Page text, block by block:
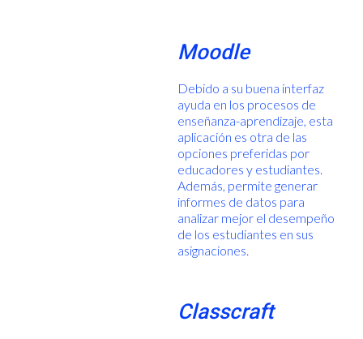
Moodle
Debido a su buena interfaz
ayuda en los procesos de
enseñanza-aprendizaje, esta
aplicación es otra de las
opciones preferidas por
educadores y estudiantes.
Además, permite generar
informes de datos para
analizar mejor el desempeño
de los estudiantes en sus
asignaciones.
Classcraft